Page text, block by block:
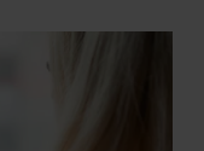
onze website blijft